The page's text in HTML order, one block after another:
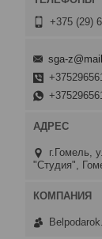
+375 (29)
sga-
г.Гомель,
"Студия",